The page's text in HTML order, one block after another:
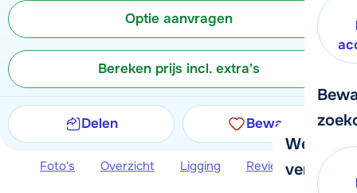
We
verder!
Optie aanvragen
Bereken prijs incl. extra's
Delen Bewaren
Foto's Overzicht Ligging Reviews